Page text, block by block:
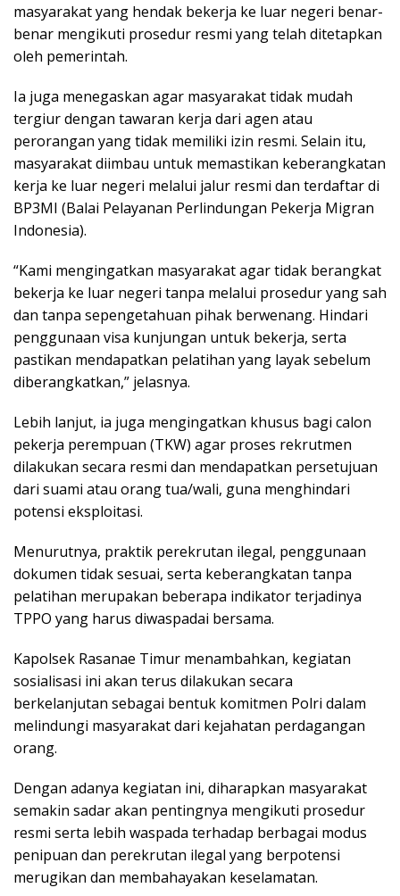
masyarakat yang hendak bekerja ke luar negeri benar-
benar mengikuti prosedur resmi yang telah ditetapkan
oleh pemerintah.
Ia juga menegaskan agar masyarakat tidak mudah
tergiur dengan tawaran kerja dari agen atau
perorangan yang tidak memiliki izin resmi. Selain itu,
masyarakat diimbau untuk memastikan keberangkatan
kerja ke luar negeri melalui jalur resmi dan terdaftar di
BP3MI (Balai Pelayanan Perlindungan Pekerja Migran
Indonesia).
“Kami mengingatkan masyarakat agar tidak berangkat
bekerja ke luar negeri tanpa melalui prosedur yang sah
dan tanpa sepengetahuan pihak berwenang. Hindari
penggunaan visa kunjungan untuk bekerja, serta
pastikan mendapatkan pelatihan yang layak sebelum
diberangkatkan,” jelasnya.
Lebih lanjut, ia juga mengingatkan khusus bagi calon
pekerja perempuan (TKW) agar proses rekrutmen
dilakukan secara resmi dan mendapatkan persetujuan
dari suami atau orang tua/wali, guna menghindari
potensi eksploitasi.
Menurutnya, praktik perekrutan ilegal, penggunaan
dokumen tidak sesuai, serta keberangkatan tanpa
pelatihan merupakan beberapa indikator terjadinya
TPPO yang harus diwaspadai bersama.
Kapolsek Rasanae Timur menambahkan, kegiatan
sosialisasi ini akan terus dilakukan secara
berkelanjutan sebagai bentuk komitmen Polri dalam
melindungi masyarakat dari kejahatan perdagangan
orang.
Dengan adanya kegiatan ini, diharapkan masyarakat
semakin sadar akan pentingnya mengikuti prosedur
resmi serta lebih waspada terhadap berbagai modus
penipuan dan perekrutan ilegal yang berpotensi
merugikan dan membahayakan keselamatan.